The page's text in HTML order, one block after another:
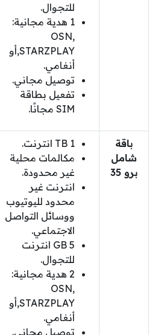
للتجوال.
1 هدية مجانية:
OSN,
STARZPLAY,أو
أنغامي.
توصيل مجاني.
تفعيل بطاقة
SIM مجانًا.
باقة
شامل
برو 35
1 TB انترنت.
مكالمات محلية
غير محدودة.
انترنت غير
محدود لليوتيوب
ووسائل التواصل
الاجتماعي.
5 GB انترنت
للتجوال.
2 هدية مجانية:
OSN,
STARZPLAY,أو
أنغامي.
توصيل مجاني.